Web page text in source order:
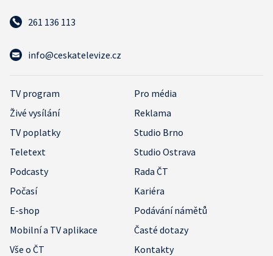
261 136 113
info@ceskatelevize.cz
TV program
Pro média
Živé vysílání
Reklama
TV poplatky
Studio Brno
Teletext
Studio Ostrava
Podcasty
Rada ČT
Počasí
Kariéra
E-shop
Podávání námětů
Mobilní a TV aplikace
Časté dotazy
Vše o ČT
Kontakty